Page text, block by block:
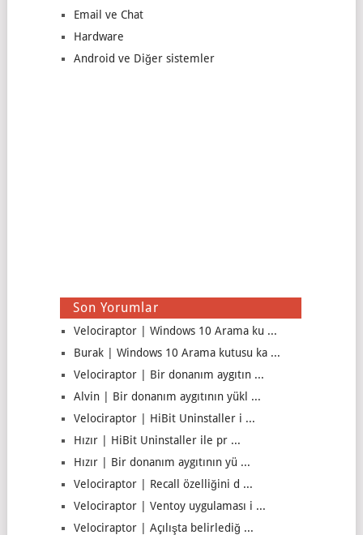
Email ve Chat
Hardware
Android ve Diğer sistemler
Son Yorumlar
Velociraptor | Windows 10 Arama ku ...
Burak | Windows 10 Arama kutusu ka ...
Velociraptor | Bir donanım aygıtın ...
Alvin | Bir donanım aygıtının yükl ...
Velociraptor | HiBit Uninstaller i ...
Hızır | HiBit Uninstaller ile pr ...
Hızır | Bir donanım aygıtının yü ...
Velociraptor | Recall özelliğini d ...
Velociraptor | Ventoy uygulaması i ...
Velociraptor | Açılışta belirlediğ ...